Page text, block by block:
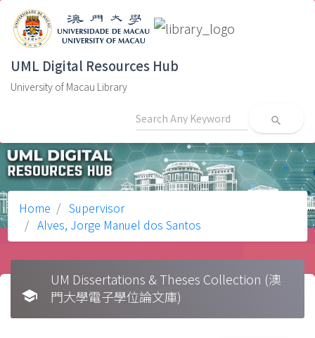
UML Digital Resources Hub
University of Macau Library
search
Home
Supervisor
Alves, Jorge Manuel dos Santos
school
UM Dissertations & Theses Collection (澳
門大學電子學位論文庫)